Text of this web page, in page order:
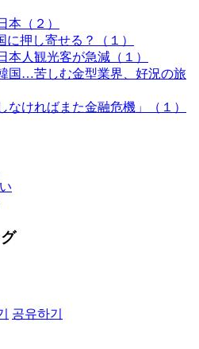
本（２）
に押し寄せる？（１）
人観光客が急減（１）
国…苦しむ金型業界、好況の旅
なければまた金融危機」（１）
공유하기